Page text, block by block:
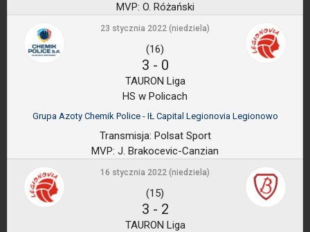
MVP: O. Różański
23 stycznia 2022 (niedziela)
(16)
3 - 0
TAURON Liga
HS w Policach
Grupa Azoty Chemik Police - IŁ Capital Legionovia Legionowo
Transmisja: Polsat Sport
MVP: J. Brakocevic-Canzian
16 stycznia 2022 (niedziela)
(15)
3 - 2
TAURON Liga